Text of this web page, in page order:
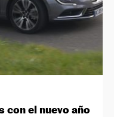
con el nuevo año